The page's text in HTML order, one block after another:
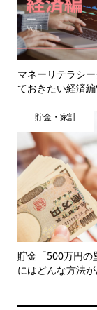
マネーリテラシ
ておきたい経済
貯金・家計
貯金「500万円の
にはどんな方法が